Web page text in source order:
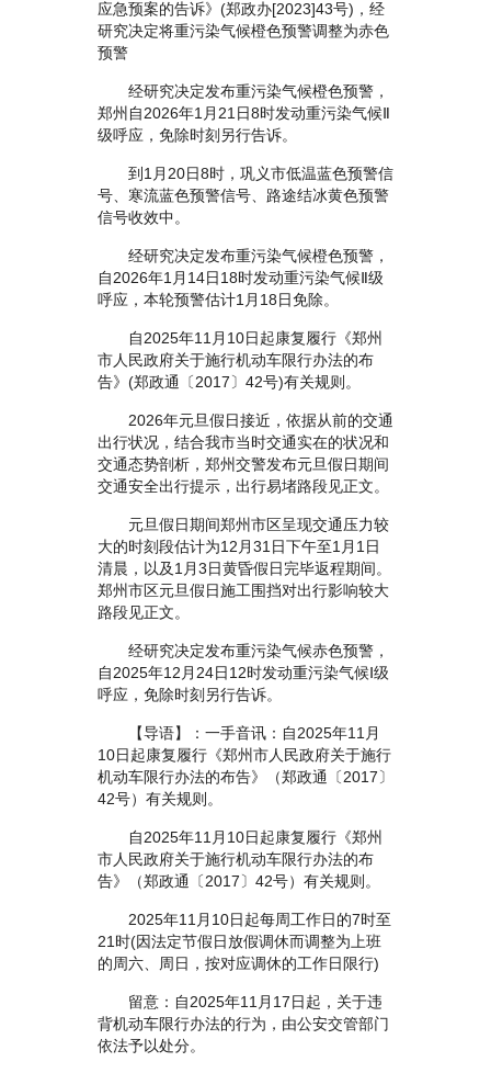
应急预案的告诉》(郑政办[2023]43号)，经
研究决定将重污染气候橙色预警调整为赤色
预警
经研究决定发布重污染气候橙色预警，
郑州自2026年1月21日8时发动重污染气候Ⅱ
级呼应，免除时刻另行告诉。
到1月20日8时，巩义市低温蓝色预警信
号、寒流蓝色预警信号、路途结冰黄色预警
信号收效中。
经研究决定发布重污染气候橙色预警，
自2026年1月14日18时发动重污染气候Ⅱ级
呼应，本轮预警估计1月18日免除。
自2025年11月10日起康复履行《郑州
市人民政府关于施行机动车限行办法的布
告》(郑政通〔2017〕42号)有关规则。
2026年元旦假日接近，依据从前的交通
出行状况，结合我市当时交通实在的状况和
交通态势剖析，郑州交警发布元旦假日期间
交通安全出行提示，出行易堵路段见正文。
元旦假日期间郑州市区呈现交通压力较
大的时刻段估计为12月31日下午至1月1日
清晨，以及1月3日黄昏假日完毕返程期间。
郑州市区元旦假日施工围挡对出行影响较大
路段见正文。
经研究决定发布重污染气候赤色预警，
自2025年12月24日12时发动重污染气候Ⅰ级
呼应，免除时刻另行告诉。
【导语】：一手音讯：自2025年11月
10日起康复履行《郑州市人民政府关于施行
机动车限行办法的布告》（郑政通〔2017〕
42号）有关规则。
自2025年11月10日起康复履行《郑州
市人民政府关于施行机动车限行办法的布
告》（郑政通〔2017〕42号）有关规则。
2025年11月10日起每周工作日的7时至
21时(因法定节假日放假调休而调整为上班
的周六、周日，按对应调休的工作日限行)
留意：自2025年11月17日起，关于违
背机动车限行办法的行为，由公安交管部门
依法予以处分。